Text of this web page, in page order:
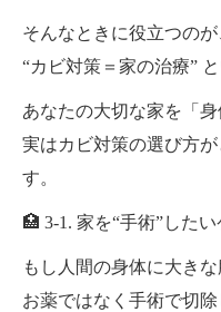
そんなときに役立つのが
“カビ対策＝家の治療”
あなたの大切な家を「身
実はカビ対策の選び方
す。
🏥 3-1. 家を“手術”した
もし人間の身体に大き
お薬ではなく手術で切